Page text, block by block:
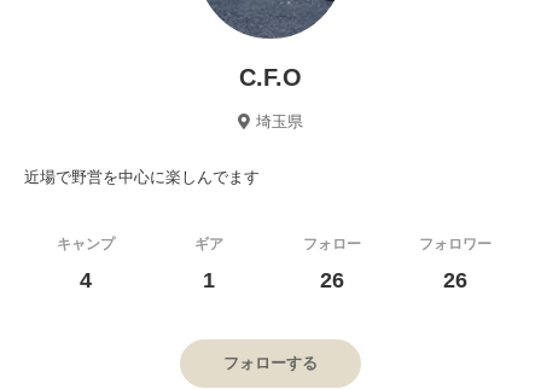
C.F.O
埼玉県
近場で野営を中心に楽しんでます
キャンプ
4
ギア
1
フォロー
26
フォロワー
26
フォローする